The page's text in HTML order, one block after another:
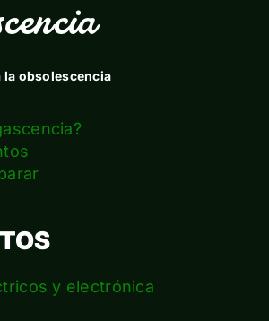
la obsolescencia
y electrónica